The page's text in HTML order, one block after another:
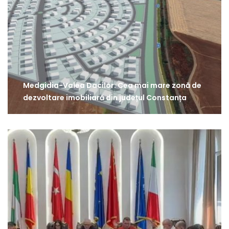
Medgidia-Valea Dacilor: Cea mai mare zonă de
dezvoltare imobiliară din județul Constanța